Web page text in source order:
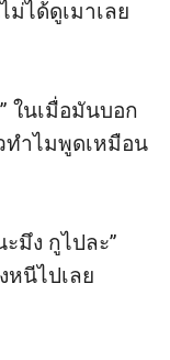
ได้ดูเมาเลย
ในเมื่อมันบอก
ทำไมพูดเหมือน
มึง กูไปละ”
หนีไปเลย